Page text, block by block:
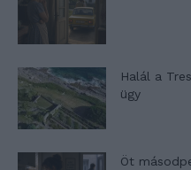
Halál a
ügy
Öt